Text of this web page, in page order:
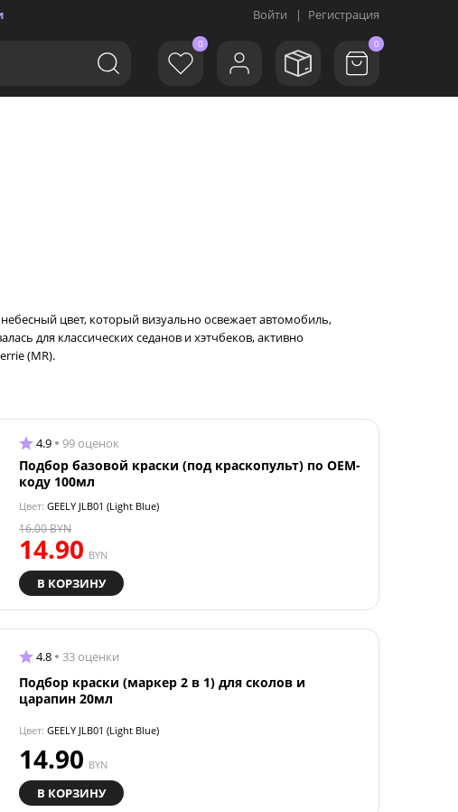
Войти | Регистрация
0 0
цвет, который визуально освежает автомобиль,
для классических седанов и хэтчбеков, активно
(MR).
4.9 99 оценок
Подбор базовой краски (под краскопульт) по OEM-
коду 100мл
Цвет: GEELY JLB01 (Light Blue)
14.90 BYN
16.00BYN
В КОРЗИНУ
4.8 33 оценки
Подбор краски (маркер 2 в 1) для сколов и
царапин 20мл
Цвет: GEELY JLB01 (Light Blue)
14.90 BYN
В КОРЗИНУ